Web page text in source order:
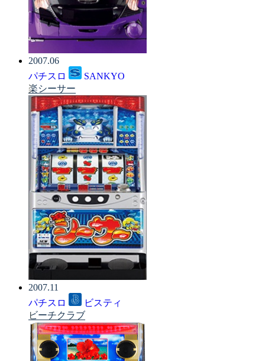
2007.06
パチスロ
SANKYO
楽シーサー
2007.11
パチスロ
ビスティ
ビーチクラブ